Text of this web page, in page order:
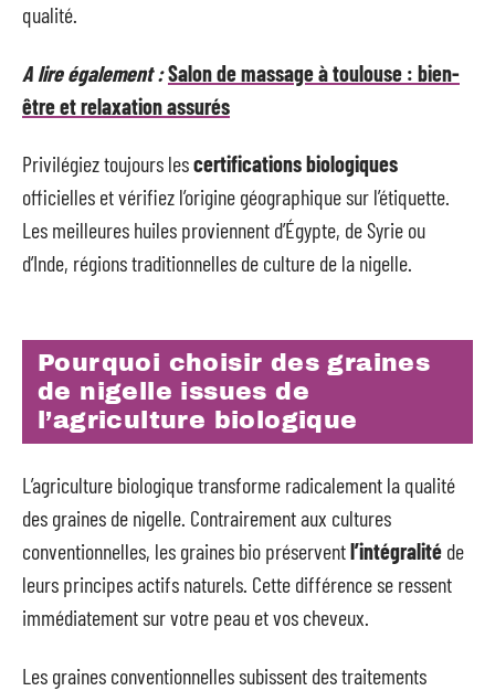
qualité.
A lire également :Salon de massage à toulouse : bien-
être et relaxation assurés
Privilégiez toujours lescertifications biologiques
officielles et vérifiez l’origine géographique sur l’étiquette.
Les meilleures huiles proviennent d’Égypte, de Syrie ou
d’Inde, régions traditionnelles de culture de la nigelle.
Pourquoi choisir des graines
de nigelle issues de
l’agriculture biologique
L’agriculture biologique transforme radicalement la qualité
des graines de nigelle. Contrairement aux cultures
conventionnelles, les graines bio préserventl’intégralité de
leurs principes actifs naturels. Cette différence se ressent
immédiatement sur votre peau et vos cheveux.
Les graines conventionnelles subissent des traitements